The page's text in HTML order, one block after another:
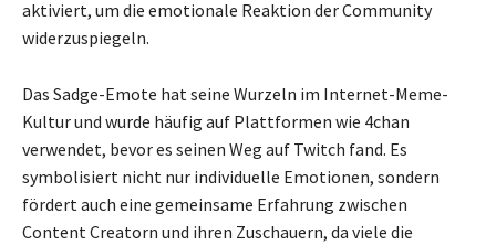
aktiviert, um die emotionale Reaktion der Community
widerzuspiegeln.
Das Sadge-Emote hat seine Wurzeln im Internet-Meme-
Kultur und wurde häufig auf Plattformen wie 4chan
verwendet, bevor es seinen Weg auf Twitch fand. Es
symbolisiert nicht nur individuelle Emotionen, sondern
fördert auch eine gemeinsame Erfahrung zwischen
Content Creatorn und ihren Zuschauern, da viele die